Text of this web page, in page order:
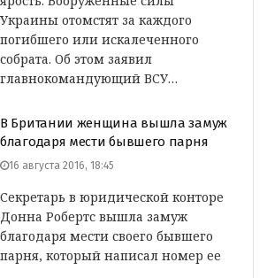
Украины отомстят за каждого
погибшего или искалеченного
собрата. Об этом заявил
главнокомандующий ВСУ…
В Британии женщина вышла замуж
благодаря мести бывшего парня
16 августа 2016, 18:45
Секретарь в юридической конторе
Донна Робертс вышла замуж
благодаря мести своего бывшего
парня, который написал номер ее